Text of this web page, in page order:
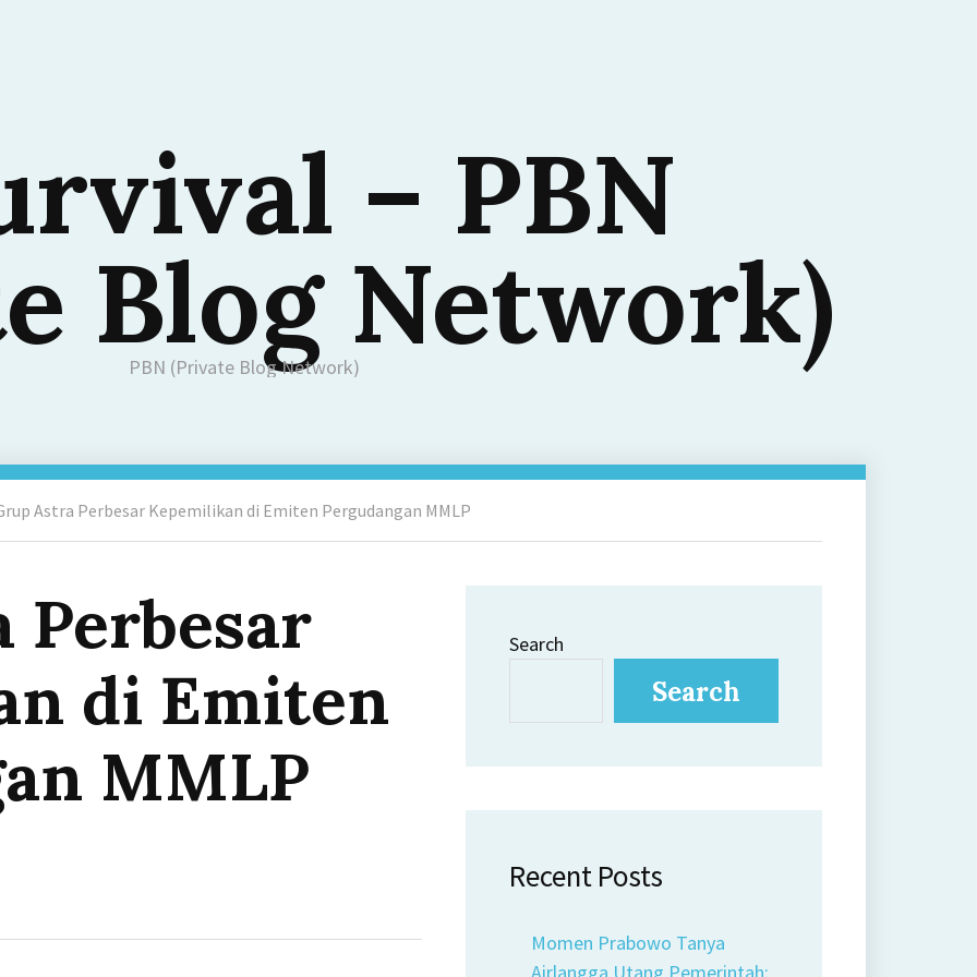
– PBN
Blog Network)
PBN (Private Blog Network)
Astra Perbesar Kepemilikan di Emiten Pergudangan MMLP
Perbesar
di Emiten
MMLP
Search
Search
Recent Posts
Momen Prabowo Tanya